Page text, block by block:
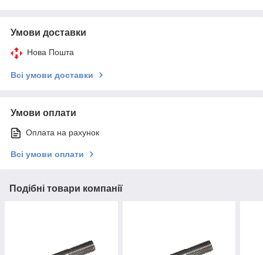
Умови доставки
Нова Пошта
Всі умови доставки
Умови оплати
Оплата на рахунок
Всі умови оплати
Подібні товари компанії